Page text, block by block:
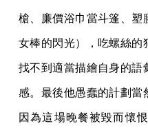
槍、廉價浴巾當斗篷、塑
女棒的閃光），吃螺絲的
找不到適當描繪自身的語
感。最後他愚蠢的計劃當
因為這場晚餐被毀而懷